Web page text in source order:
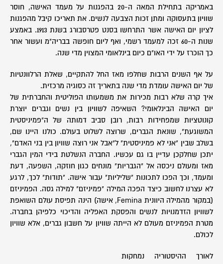
באמריקה בתחילת המאה ה-20 בהפגנות על מעמד האישה, חוסר
שוויון בתעסוקה ומתן זכות הצבעה לנשים. את תאריכו קיבל מהפגנות
לציון יום האישה אשר התרחשו בסנט פטרסבורג בשנת 1913. באמצע
שנות ה-60 זכה למעמד רשמי, ואף ליום חופשה בבריה"מ ועשור אחר
כך הוכרז על ידי האו"ם כיום בינלאומי המצוין מדי שנה.
על אף השנים הרבות שחלפו מאז החל להתקיים, שאלת הרלוונטיות
של יום האישה עומדת מדי שנה בתאריך זה כסוגיה מרכזית.
איך קרה שלא רבות מכירות את משמעותו הפוליטית והחברתית של
יום האישה הבינלאומי? השאיפה לשוויון בין נשים וגברים יוצרת
קונוטציות שמפחידות רבות, רובן סביב דמותה של ה"פמיניסטית
המשוגעת", שונאת הגברים, שרוצה לשלוט בעולם. כולנו היינו שם,
בשלב שבין "אני לא פמיניסטית" ל"אבל אני רוצה שוויון בין בני האדם",
יתכן שחלקכן עדיין בו גם עכשיו. החברה הנשלטת בידי המין הגברי
מאז ומעולם ניכסה אל "הגבריות" מונחים כגון חוזקה, השפעה, דעת
ומעמד, וכך הפכו לתכונות "שליליות" עבור אישה. "תודות" לכך, לרגע
לא עצרנו לחשוב כיצד הפכה המילה "פמיניזם" למילה גסה. הפמיניזם
(במקור מהמילה היוונית Femina, אישה) הינה תפיסת עולם השואפת
לשוויון הזדמנויות לנשים והפסקת האפליה והדיכוי כלפיהן בחברה.
מטרת הפמיניזם מעולם לא הייתה שוויון על חשבון גברים, אלא שוויון
לכולם.
לאורך ההיסטוריה נמחקות